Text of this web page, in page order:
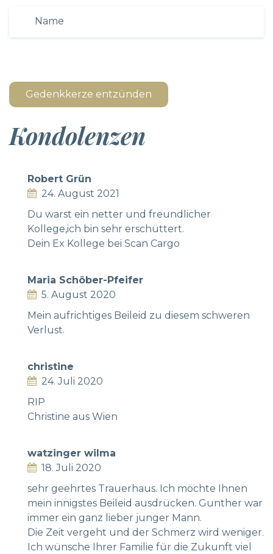
Gedenkkerze entzünden
Kondolenzen
Robert Grün
24. August 2021
Du warst ein netter und freundlicher
Kollege,ich bin sehr erschüttert.
Dein Ex Kollege bei Scan Cargo
Maria Schöber-Pfeifer
5. August 2020
Mein aufrichtiges Beileid zu diesem schweren
Verlust.
christine
24. Juli 2020
RIP
Christine aus Wien
watzinger wilma
18. Juli 2020
sehr geehrtes Trauerhaus. Ich möchte Ihnen
mein innigstes Beileid ausdrücken. Gunther war
immer ein ganz lieber junger Mann.
Die Zeit vergeht und der Schmerz wird weniger.
Ich wünsche Ihrer Familie für die Zukunft viel